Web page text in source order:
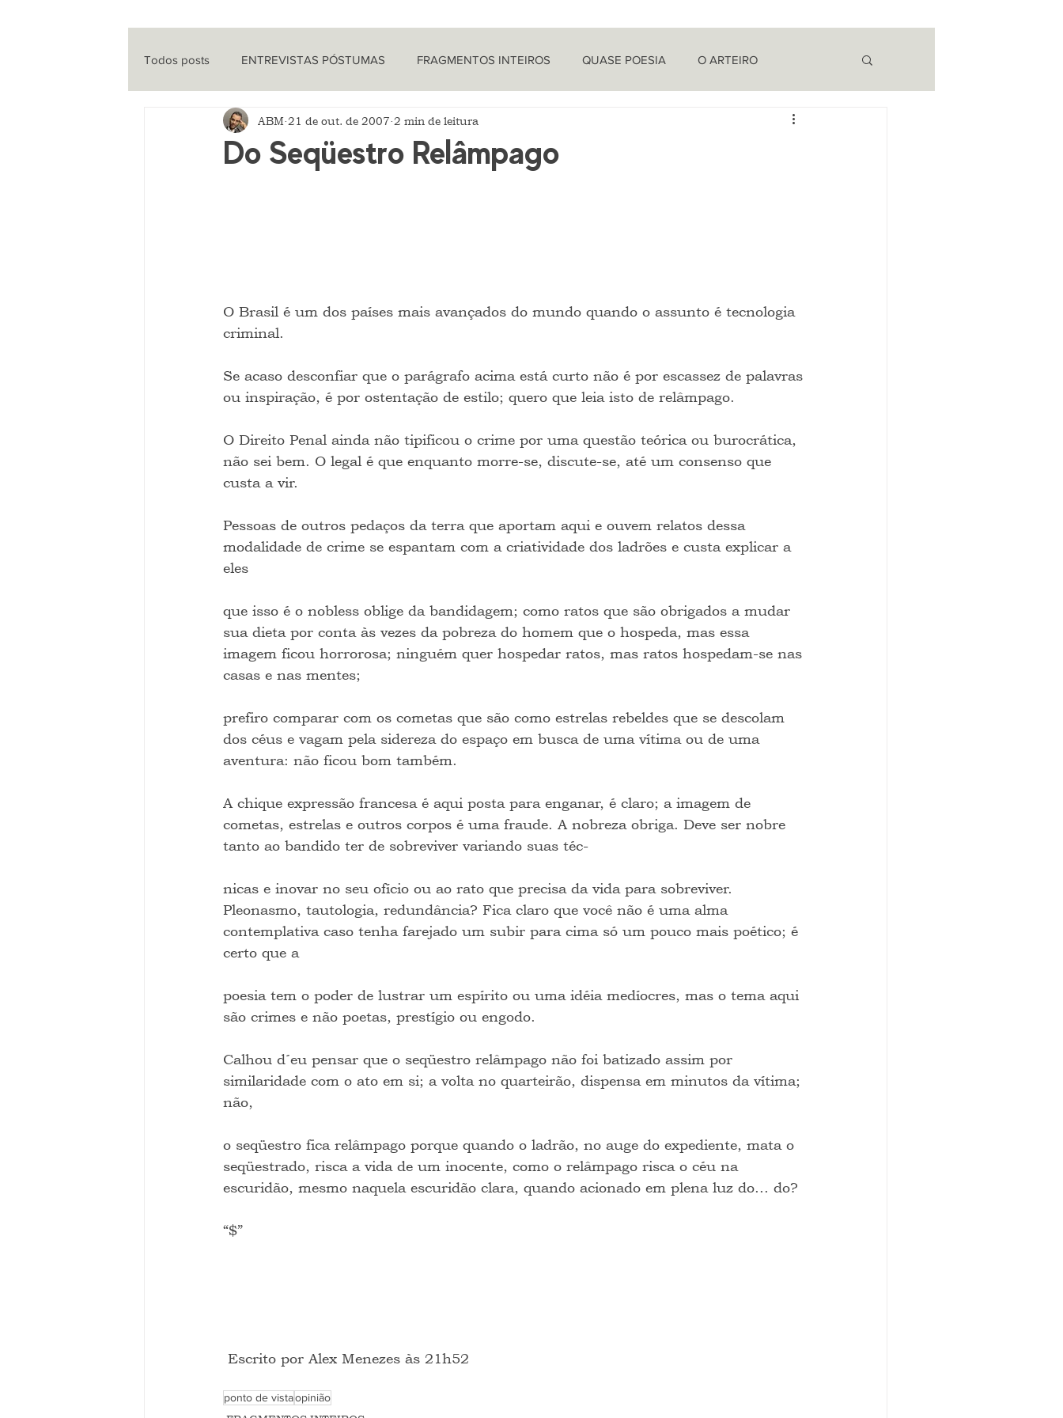
Todos posts ENTREVISTAS PÓSTUMAS FRAGMENTOS INTEIROS QUASE POESIA O ARTEIRO
ENTREVISTAS CINEMA PROVOCAÇÕES NADA FILOSÓFICAS
Do Seqüestro Relâmpago
ABM 21 de out. de 2007 2 min de leitura
O Brasil é um dos países mais avançados do mundo quando o assunto é tecnologia
criminal.
Se acaso desconfiar que o parágrafo acima está curto não é por escassez de palavras
ou inspiração, é por ostentação de estilo; quero que leia isto de relâmpago.
O Direito Penal ainda não tipificou o crime por uma questão teórica ou burocrática,
não sei bem. O legal é que enquanto morre-se, discute-se, até um consenso que
custa a vir.
Pessoas de outros pedaços da terra que aportam aqui e ouvem relatos dessa
modalidade de crime se espantam com a criatividade dos ladrões e custa explicar a
eles
que isso é o nobless oblige da bandidagem; como ratos que são obrigados a mudar
sua dieta por conta às vezes da pobreza do homem que o hospeda, mas essa
imagem ficou horrorosa; ninguém quer hospedar ratos, mas ratos hospedam-se nas
casas e nas mentes;
prefiro comparar com os cometas que são como estrelas rebeldes que se descolam
dos céus e vagam pela sidereza do espaço em busca de uma vítima ou de uma
aventura: não ficou bom também.
A chique expressão francesa é aqui posta para enganar, é claro; a imagem de
cometas, estrelas e outros corpos é uma fraude. A nobreza obriga. Deve ser nobre
tanto ao bandido ter de sobreviver variando suas téc-
nicas e inovar no seu ofício ou ao rato que precisa da vida para sobreviver.
Pleonasmo, tautologia, redundância? Fica claro que você não é uma alma
contemplativa caso tenha farejado um subir para cima só um pouco mais poético; é
certo que a
poesia tem o poder de lustrar um espírito ou uma idéia medíocres, mas o tema aqui
são crimes e não poetas, prestígio ou engodo.
Calhou d´eu pensar que o seqüestro relâmpago não foi batizado assim por
similaridade com o ato em si; a volta no quarteirão, dispensa em minutos da vítima;
não,
o seqüestro fica relâmpago porque quando o ladrão, no auge do expediente, mata o
seqüestrado, risca a vida de um inocente, como o relâmpago risca o céu na
escuridão, mesmo naquela escuridão clara, quando acionado em plena luz do... do?
“$”
Escrito por Alex Menezes às 21h52
ponto de vistaopinião